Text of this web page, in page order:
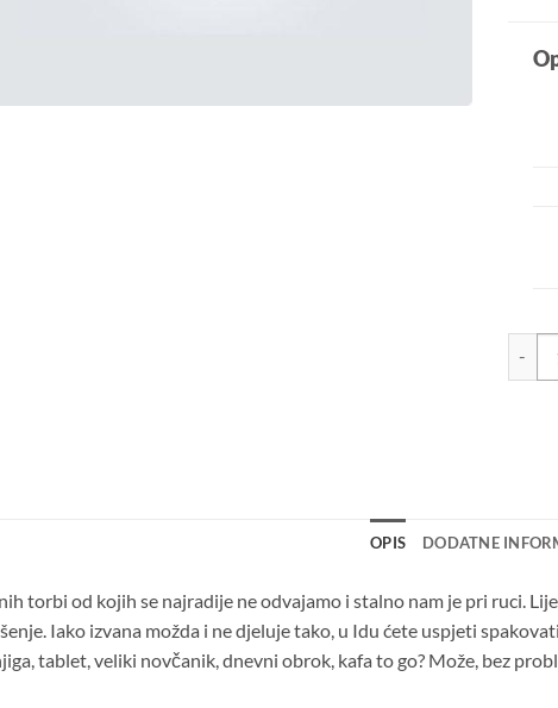
Ida
OPIS DODATNE
torbi od kojih se najradije ne odvajamo i stalno nam je pri ruci.
Iako izvana možda i ne djeluje tako, u Idu ćete uspjeti
tablet, veliki novčanik, dnevni obrok, kafa to go? Može, bez